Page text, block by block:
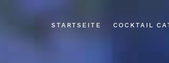
STARTSEITE COCKTAIL